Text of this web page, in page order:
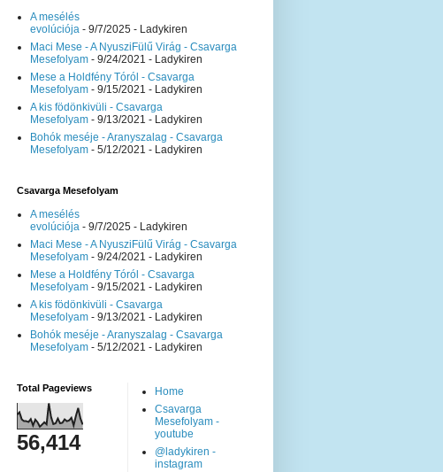
A mesélés
evolúciója - 9/7/2025 - Ladykiren
Maci Mese - A NyusziFülű Virág - Csavarga
Mesefolyam - 9/24/2021 - Ladykiren
Mese a Holdfény Tóról - Csavarga
Mesefolyam - 9/15/2021 - Ladykiren
A kis födönkivüli - Csavarga
Mesefolyam - 9/13/2021 - Ladykiren
Bohók meséje - Aranyszalag - Csavarga
Mesefolyam - 5/12/2021 - Ladykiren
Csavarga Mesefolyam
A mesélés
evolúciója - 9/7/2025 - Ladykiren
Maci Mese - A NyusziFülű Virág - Csavarga
Mesefolyam - 9/24/2021 - Ladykiren
Mese a Holdfény Tóról - Csavarga
Mesefolyam - 9/15/2021 - Ladykiren
A kis födönkivüli - Csavarga
Mesefolyam - 9/13/2021 - Ladykiren
Bohók meséje - Aranyszalag - Csavarga
Mesefolyam - 5/12/2021 - Ladykiren
Total Pageviews
56,414
Home
Csavarga
Mesefolyam -
youtube
@ladykiren -
instagram